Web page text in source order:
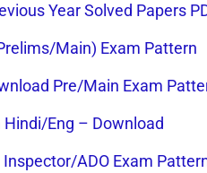
Year Solved Papers
Main) Exam Pattern
Pre/Main Exam
Hindi/Eng – Download
ADO Exam